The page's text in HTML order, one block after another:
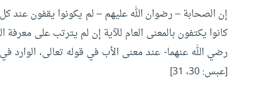
إن الصحابة – رضوان الله عليهم – لم يكونوا يقفون عند
كانوا يكتفون بالمعنى العام للآية إن لم يترتب على
[عبس: 30، 31]